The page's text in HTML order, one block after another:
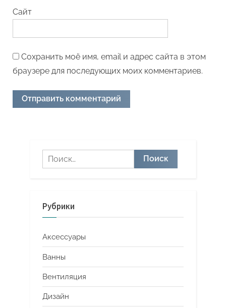
Сайт
Сохранить моё имя, email и адрес сайта в этом
браузере для последующих моих комментариев.
Найти:
Рубрики
Аксессуары
Ванны
Вентиляция
Дизайн